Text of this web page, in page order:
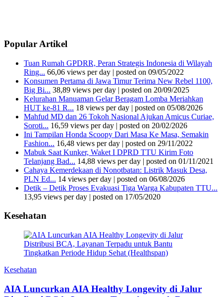
Popular Artikel
Tuan Rumah GPDRR, Peran Strategis Indonesia di Wilayah
Ring... 66,06 views per day | posted on 09/05/2022
Konsumen Pertama di Jawa Timur Terima New Rebel 1100,
Big Bi... 38,89 views per day | posted on 20/09/2025
Kelurahan Manuaman Gelar Beragam Lomba Meriahkan
HUT ke-81 R... 18 views per day | posted on 05/08/2026
Mahfud MD dan 26 Tokoh Nasional Ajukan Amicus Curiae,
Soroti... 16,59 views per day | posted on 20/02/2026
Ini Tampilan Honda Scoopy Dari Masa Ke Masa, Semakin
Fashion... 16,48 views per day | posted on 29/11/2022
Mabuk Saat Kunker, Waket I DPRD TTU Kirim Foto
Telanjang Bad... 14,88 views per day | posted on 01/11/2021
Cahaya Kemerdekaan di Nonotbatan: Listrik Masuk Desa,
PLN Ed... 14 views per day | posted on 06/08/2026
Detik – Detik Proses Evakuasi Tiga Warga Kabupaten TTU...
13,95 views per day | posted on 17/05/2020
Kesehatan
Kesehatan
AIA Luncurkan AIA Healthy Longevity di Jalur